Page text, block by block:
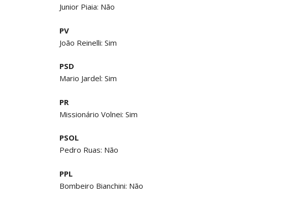
Junior Piaia: Não
PV
João Reinelli: Sim
PSD
Mario Jardel: Sim
PR
Missionário Volnei: Sim
PSOL
Pedro Ruas: Não
PPL
Bombeiro Bianchini: Não